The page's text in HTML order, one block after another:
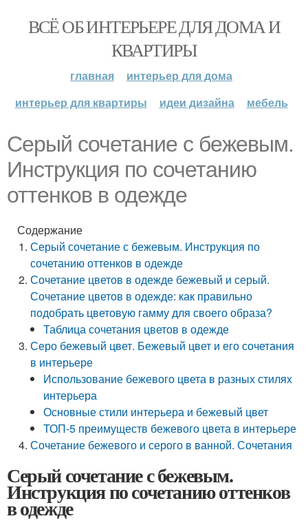
ВСЁ ОБ ИНТЕРЬЕРЕ ДЛЯ ДОМА И
КВАРТИРЫ
главная
интерьер для дома
интерьер для квартиры
идеи дизайна мебель
Серый сочетание с бежевым.
Инструкция по сочетанию
оттенков в одежде
Содержание
Серый сочетание с бежевым. Инструкция по
сочетанию оттенков в одежде
Сочетание цветов в одежде бежевый и серый.
Сочетание цветов в одежде: как правильно
подобрать цветовую гамму для своего образа?
Таблица сочетания цветов в одежде
Серо бежевый цвет. Бежевый цвет и его сочетания
в интерьере
Использование бежевого цвета в разных стилях
интерьера
Основные стили интерьера и бежевый цвет
ТОП-5 преимуществ бежевого цвета в интерьере
Сочетание бежевого и серого в ванной. Сочетания
Серый сочетание с бежевым.
Инструкция по сочетанию оттенков
в одежде